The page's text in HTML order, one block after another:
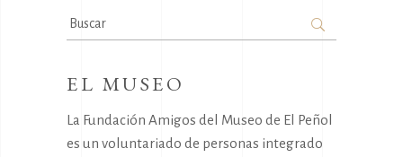
Search
for:
EL MUSEO
La Fundación Amigos del Museo de El Peñol
es un voluntariado de personas integrado